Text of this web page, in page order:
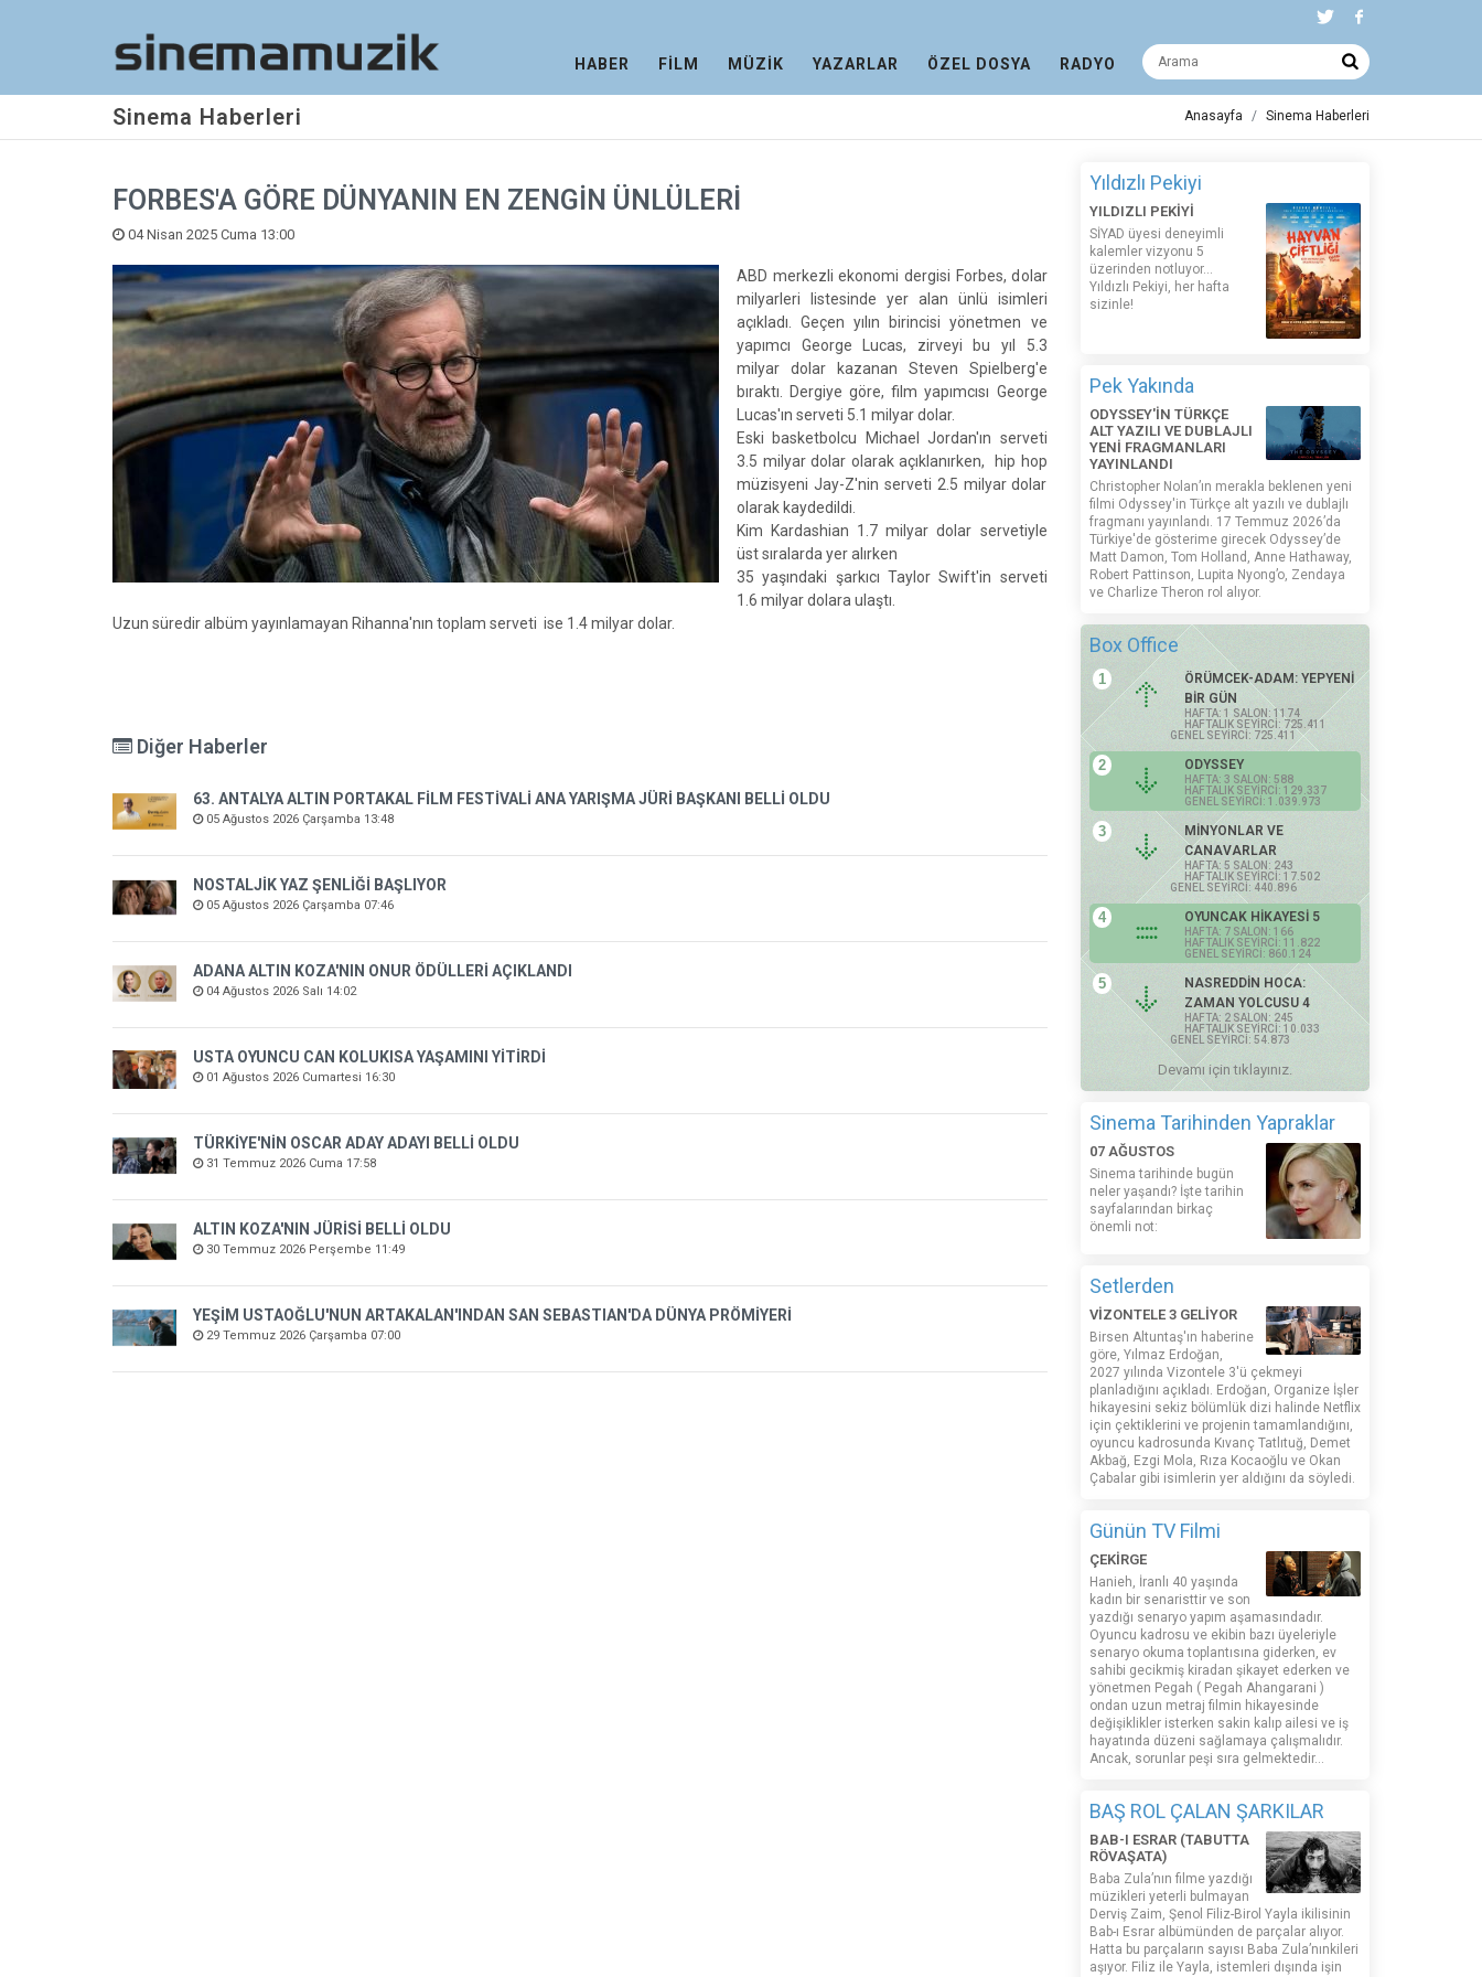
HABER FİLM MÜZİK YAZARLAR ÖZEL DOSYA RADYO
Sinema Haberleri Anasayfa Sinema Haberleri
FORBES'A GÖRE DÜNYANIN EN ZENGİN ÜNLÜLERİ
04 Nisan 2025 Cuma 13:00
ABD merkezli ekonomi dergisi Forbes, dolar
milyarleri listesinde yer alan ünlü isimleri
açıkladı. Geçen yılın birincisi yönetmen ve
yapımcı George Lucas, zirveyi bu yıl 5.3
milyar dolar kazanan Steven Spielberg'e
bıraktı. Dergiye göre, film yapımcısı George
Lucas'ın serveti 5.1 milyar dolar.
Eski basketbolcu Michael Jordan'ın serveti
3.5 milyar dolar olarak açıklanırken, hip hop
müzisyeni Jay-Z'nin serveti 2.5 milyar dolar
olarak kaydedildi.
Kim Kardashian 1.7 milyar dolar servetiyle
üst sıralarda yer alırken
35 yaşındaki şarkıcı Taylor Swift'in serveti
1.6 milyar dolara ulaştı.
Uzun süredir albüm yayınlamayan Rihanna'nın toplam serveti ise 1.4 milyar dolar.
Diğer Haberler
63. ANTALYA ALTIN PORTAKAL FİLM FESTİVALİ ANA YARIŞMA JÜRİ BAŞKANI BELLİ OLDU
05 Ağustos 2026 Çarşamba 13:48
NOSTALJİK YAZ ŞENLİĞİ BAŞLIYOR
05 Ağustos 2026 Çarşamba 07:46
ADANA ALTIN KOZA'NIN ONUR ÖDÜLLERİ AÇIKLANDI
04 Ağustos 2026 Salı 14:02
USTA OYUNCU CAN KOLUKISA YAŞAMINI YİTİRDİ
01 Ağustos 2026 Cumartesi 16:30
TÜRKİYE'NİN OSCAR ADAY ADAYI BELLİ OLDU
31 Temmuz 2026 Cuma 17:58
ALTIN KOZA'NIN JÜRİSİ BELLİ OLDU
30 Temmuz 2026 Perşembe 11:49
YEŞİM USTAOĞLU'NUN ARTAKALAN'INDAN SAN SEBASTIAN'DA DÜNYA PRÖMİYERİ
29 Temmuz 2026 Çarşamba 07:00
Yıldızlı Pekiyi
YILDIZLI PEKİYİ
SİYAD üyesi deneyimli
kalemler vizyonu 5
üzerinden notluyor...
Yıldızlı Pekiyi, her hafta
sizinle!
Pek Yakında
ODYSSEY'İN TÜRKÇE
ALT YAZILI VE DUBLAJLI
YENİ FRAGMANLARI
YAYINLANDI
Christopher Nolan’ın merakla beklenen yeni
filmi Odyssey'in Türkçe alt yazılı ve dublajlı
fragmanı yayınlandı. 17 Temmuz 2026’da
Türkiye'de gösterime girecek Odyssey’de
Matt Damon, Tom Holland, Anne Hathaway,
Robert Pattinson, Lupita Nyong’o, Zendaya
ve Charlize Theron rol alıyor.
Box Office
1
ÖRÜMCEK-ADAM: YEPYENİ
BİR GÜN
HAFTA: 1 SALON: 1174
HAFTALIK SEYİRCİ: 725.411
GENEL SEYİRCİ: 725.411
2 ODYSSEY
HAFTA: 3 SALON: 588
HAFTALIK SEYİRCİ: 129.337
GENEL SEYİRCİ: 1.039.973
3
MİNYONLAR VE
CANAVARLAR
HAFTA: 5 SALON: 243
HAFTALIK SEYİRCİ: 17.502
GENEL SEYİRCİ: 440.896
4 OYUNCAK HİKAYESİ 5
HAFTA: 7 SALON: 166
HAFTALIK SEYİRCİ: 11.822
GENEL SEYİRCİ: 860.124
5
NASREDDİN HOCA:
ZAMAN YOLCUSU 4
HAFTA: 2 SALON: 245
HAFTALIK SEYİRCİ: 10.033
GENEL SEYİRCİ: 54.873
Devamı için tıklayınız.
Sinema Tarihinden Yapraklar
07 AĞUSTOS
Sinema tarihinde bugün
neler yaşandı? İşte tarihin
sayfalarından birkaç
önemli not:
Setlerden
VİZONTELE 3 GELİYOR
Birsen Altuntaş'ın haberine
göre, Yılmaz Erdoğan,
2027 yılında Vizontele 3'ü çekmeyi
planladığını açıkladı. Erdoğan, Organize İşler
hikayesini sekiz bölümlük dizi halinde Netflix
için çektiklerini ve projenin tamamlandığını,
oyuncu kadrosunda Kıvanç Tatlıtuğ, Demet
Akbağ, Ezgi Mola, Rıza Kocaoğlu ve Okan
Çabalar gibi isimlerin yer aldığını da söyledi.
Günün TV Filmi
ÇEKİRGE
Hanieh, İranlı 40 yaşında
kadın bir senaristtir ve son
yazdığı senaryo yapım aşamasındadır.
Oyuncu kadrosu ve ekibin bazı üyeleriyle
senaryo okuma toplantısına giderken, ev
sahibi gecikmiş kiradan şikayet ederken ve
yönetmen Pegah ( Pegah Ahangarani )
ondan uzun metraj filmin hikayesinde
değişiklikler isterken sakin kalıp ailesi ve iş
hayatında düzeni sağlamaya çalışmalıdır.
Ancak, sorunlar peşi sıra gelmektedir...
BAŞ ROL ÇALAN ŞARKILAR
BAB-I ESRAR (TABUTTA
RÖVAŞATA)
Baba Zula’nın filme yazdığı
müzikleri yeterli bulmayan
Derviş Zaim, Şenol Filiz-Birol Yayla ikilisinin
Bab-ı Esrar albümünden de parçalar alıyor.
Hatta bu parçaların sayısı Baba Zula’nınkileri
aşıyor. Filiz ile Yayla, istemleri dışında işin